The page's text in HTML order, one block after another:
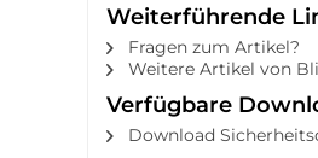
Weiterführende
Fragen zum Artikel?
Weitere Artikel von
Verfügbare
Download